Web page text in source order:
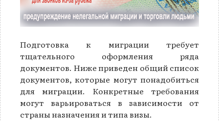
Подготовка к миграции требует
тщательного оформления ряда
документов. Ниже приведен общий список
документов, которые могут понадобиться
для миграции. Конкретные требования
могут варьироваться в зависимости от
страны назначения и типа визы.